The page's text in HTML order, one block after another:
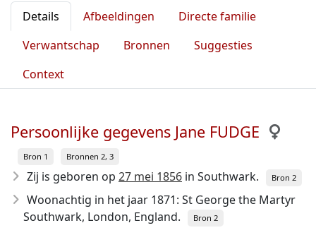
Details Afbeeldingen
Directe familie
Verwantschap
Bronnen
Suggesties
Context
Persoonlijke gegevens Jane FUDGE
Bron 1 Bronnen 2, 3
Zij is geboren op 27 mei 1856 in Southwark. Bron 2
Woonachtig in het jaar 1871: St George the Martyr
Southwark, London, England.
Bron 2